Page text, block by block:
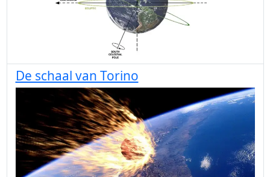
De schaal van Torino